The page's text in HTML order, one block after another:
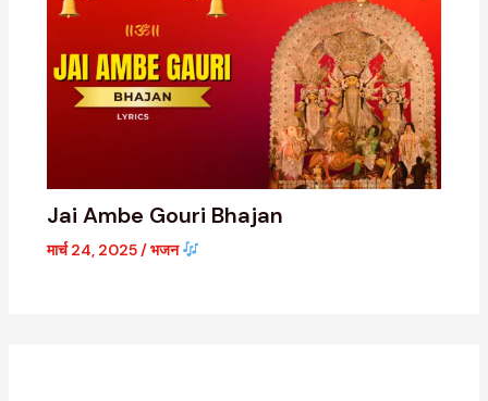
Jai Ambe Gouri Bhajan
मार्च 24, 2025/भजन